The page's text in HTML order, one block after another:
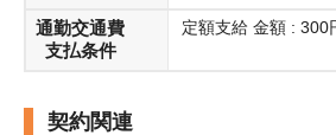
通勤交通費
支払条件
定額支給 金額 : 300
契約関連